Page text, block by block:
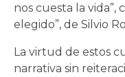
nos cuesta la vida”,
elegido”, de Silvio
La virtud de estos
narrativa sin